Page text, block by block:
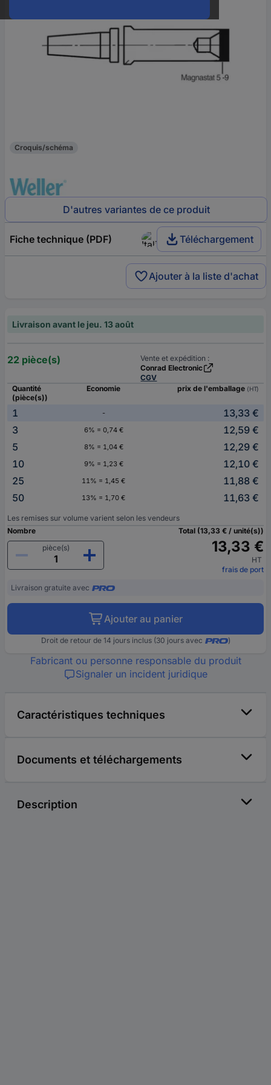
Croquis/schéma
D'autres variantes de ce produit
Fiche technique (PDF) Téléchargement
Ajouter à la liste d'achat
Livraison avant le jeu. 13 août
22 pièce(s)
Vente et expédition :
Conrad Electronic
CGV
Quantité
(pièce(s))
Economie prix de l'emballage (HT)
1 -
13,33 €
3
6% = 0,74 €
12,59 €
5
8% = 1,04 €
12,29 €
10
9% = 1,23 €
12,10 €
25
11% = 1,45 €
11,88 €
50
13% = 1,70 € 11,63 €
Les remises sur volume varient selon les vendeurs
Nombre
pièce(s)
Total (13,33 € / unité(s))
13,33 €
HT
frais de port
Livraison gratuite avec
Ajouter au panier
Droit de retour de 14 jours inclus (30 jours avec )
Fabricant ou personne responsable du produit
Signaler un incident juridique
Caractéristiques techniques
Documents et téléchargements
Description